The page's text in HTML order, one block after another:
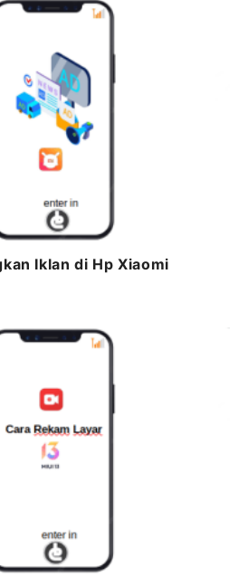
Iklan di Hp Xiaomi